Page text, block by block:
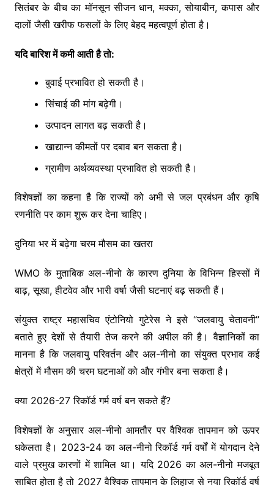
सितंबर के बीच का मॉनसून सीजन धान, मक्का, सोयाबीन, कपास और
दालों जैसी खरीफ फसलों के लिए बेहद महत्वपूर्ण होता है।
यदि बारिश में कमी आती है तो:
बुवाई प्रभावित हो सकती है।
सिंचाई की मांग बढ़ेगी।
उत्पादन लागत बढ़ सकती है।
खाद्यान्न कीमतों पर दबाव बन सकता है।
ग्रामीण अर्थव्यवस्था प्रभावित हो सकती है।
विशेषज्ञों का कहना है कि राज्यों को अभी से जल प्रबंधन और कृषि
रणनीति पर काम शुरू कर देना चाहिए।
दुनिया भर में बढ़ेगा चरम मौसम का खतरा
WMO के मुताबिक अल-नीनो के कारण दुनिया के विभिन्न हिस्सों में
बाढ़, सूखा, हीटवेव और भारी वर्षा जैसी घटनाएं बढ़ सकती हैं।
संयुक्त राष्ट्र महासचिव एंटोनियो गुटेरेस ने इसे “जलवायु चेतावनी”
बताते हुए देशों से तैयारी तेज करने की अपील की है। वैज्ञानिकों का
मानना है कि जलवायु परिवर्तन और अल-नीनो का संयुक्त प्रभाव कई
क्षेत्रों में मौसम की चरम घटनाओं को और गंभीर बना सकता है।
क्या 2026-27 रिकॉर्ड गर्म वर्ष बन सकते हैं?
विशेषज्ञों के अनुसार अल-नीनो आमतौर पर वैश्विक तापमान को ऊपर
धकेलता है। 2023-24 का अल-नीनो रिकॉर्ड गर्म वर्षों में योगदान देने
वाले प्रमुख कारणों में शामिल था। यदि 2026 का अल-नीनो मजबूत
साबित होता है तो 2027 वैश्विक तापमान के लिहाज से नया रिकॉर्ड वर्ष